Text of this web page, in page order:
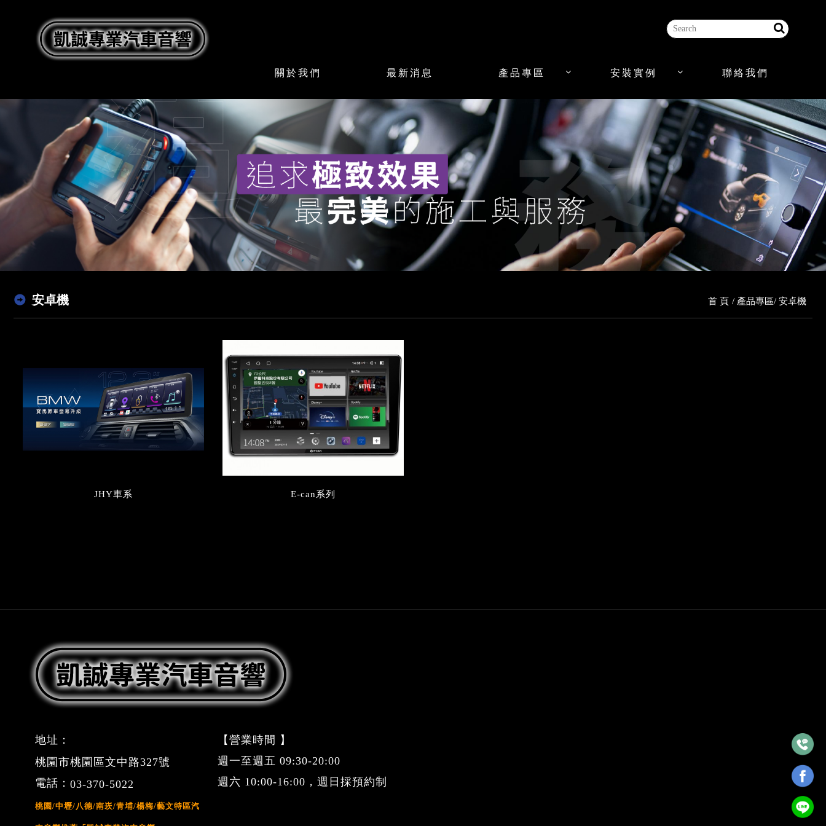
關於我們 最新消息 產品專區 安裝實例 聯絡我們
安卓機 首 頁 產品專區 安卓機
JHY車系 E-can系列
地址：
桃園市桃園區文中路327號
電話： 03-370-5022
桃園/中壢/八德/南崁/青埔/楊梅/藝文特區汽
【營業時間 】
週一至週五 09:30-20:00
週六 10:00-16:00，週日採預約制